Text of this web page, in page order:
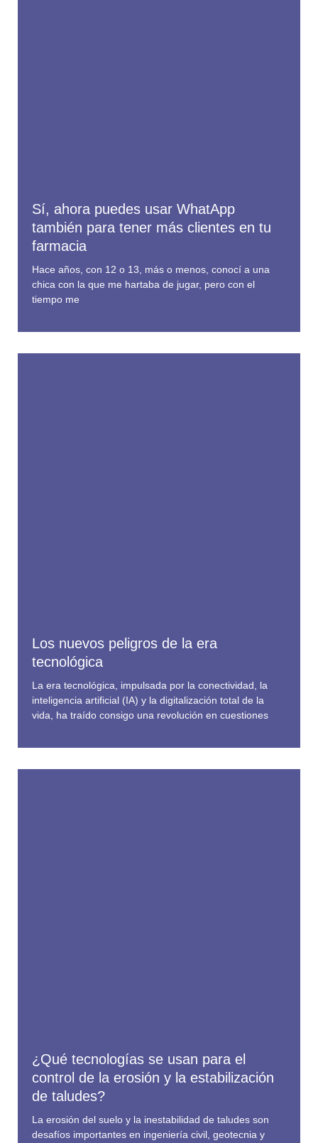
Sí, ahora puedes usar WhatApp
también para tener más clientes en tu
farmacia
Hace años, con 12 o 13, más o menos, conocí a una
chica con la que me hartaba de jugar, pero con el
tiempo me
Los nuevos peligros de la era
tecnológica
La era tecnológica, impulsada por la conectividad, la
inteligencia artificial (IA) y la digitalización total de la
vida, ha traído consigo una revolución en cuestiones
¿Qué tecnologías se usan para el
control de la erosión y la estabilización
de taludes?
La erosión del suelo y la inestabilidad de taludes son
desafíos importantes en ingeniería civil, geotecnia y